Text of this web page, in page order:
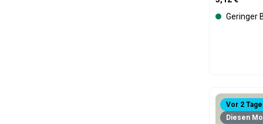
Geringer
Vor 2
Diesen